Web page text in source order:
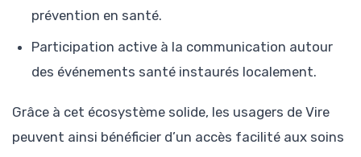
prévention en santé.
Participation active à la communication autour
des événements santé instaurés localement.
Grâce à cet écosystème solide, les usagers de Vire
peuvent ainsi bénéficier d’un accès facilité aux soins